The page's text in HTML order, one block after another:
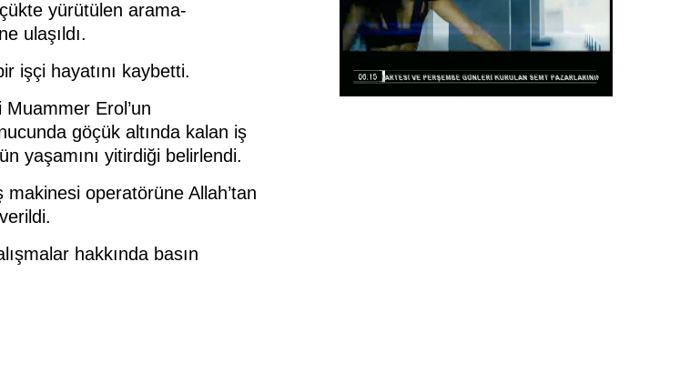
yürütülen arama-
ulaşıldı.
işçi hayatını kaybetti.
Erol’un
göçük altında kalan iş
yaşamını yitirdiği belirlendi.
makinesi operatörüne Allah’tan
hakkında basın
Trabzonspor'a büyük destek
Eskişehir'de kırsal mahallelere yeni su
depoları